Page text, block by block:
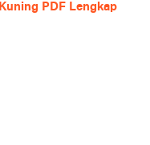
Kuning PDF Lengkap